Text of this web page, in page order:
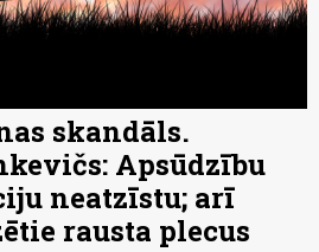
skandāls.
Apsūdzību
neatzīstu; arī
rausta plecus